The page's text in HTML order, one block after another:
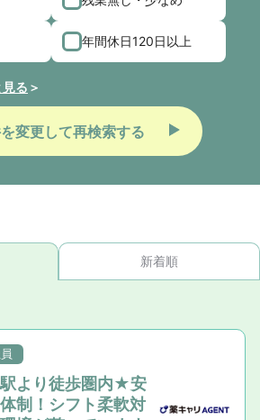
年間休日120日以上
る
変更して再検索する
新着順
駅より徒歩圏内★安
制！シフト柔軟対